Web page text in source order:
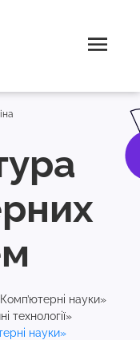
науки»
технології»
науки»